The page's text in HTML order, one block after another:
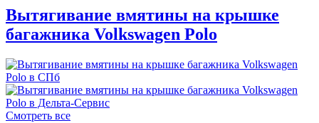
Вытягивание вмятины на крышке
багажника Volkswagen Polo
Смотреть все